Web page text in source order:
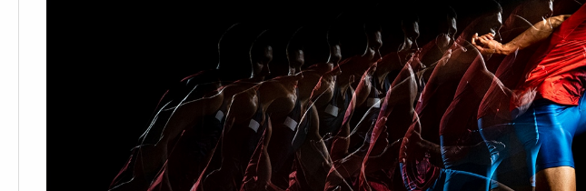
Độ trễ càng thấp màn game càng hấp dẫn. Với công nghệ AMD Radeon FreeSync™, tần
chế hiện tượng giật hình khó chịu. Những pha hành động tốc độ cao cũng luôn liền